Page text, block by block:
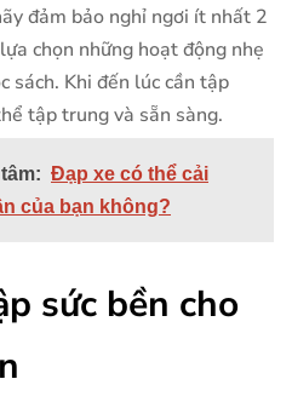
đảm bảo nghỉ ngơi ít nhất 2
chọn những hoạt động nhẹ
sách. Khi đến lúc cần tập
tập trung và sẵn sàng.
Đạp xe có thể cải
của bạn không?
sức bền cho